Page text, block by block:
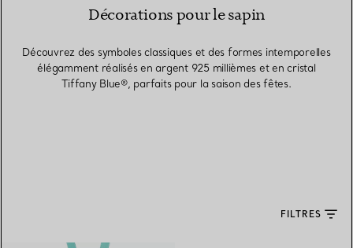
Décorations pour le sapin
Découvrez des symboles classiques et des formes intemporelles
élégamment réalisés en argent 925 millièmes et en cristal
Tiffany Blue®, parfaits pour la saison des fêtes.
FILTRES